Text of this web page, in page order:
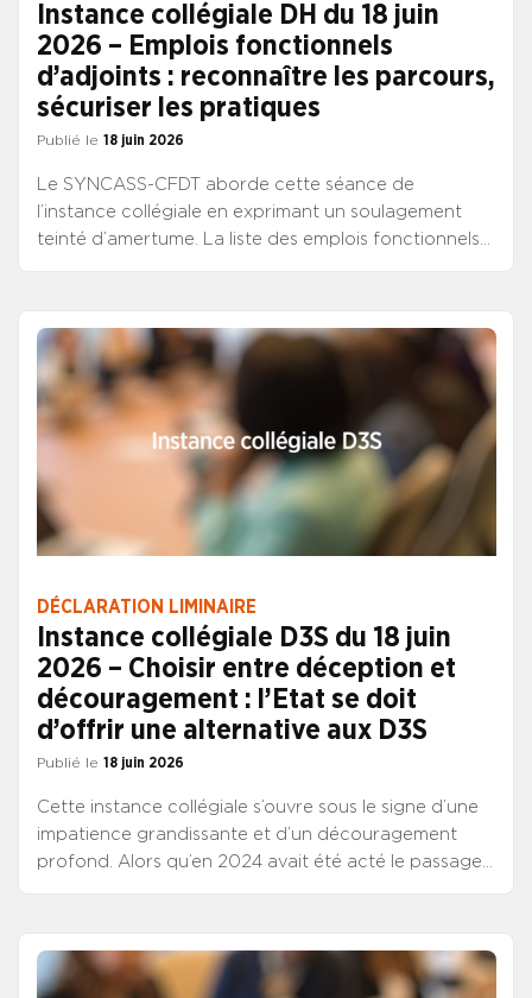
Instance collégiale DH du 18 juin
2026 – Emplois fonctionnels
d’adjoints : reconnaître les parcours,
sécuriser les pratiques
Publié le 18 juin 2026
Le SYNCASS-CFDT aborde cette séance de
l’instance collégiale en exprimant un soulagement
teinté d’amertume. La liste des emplois fonctionnels
DÉCLARATION LIMINAIRE
Instance collégiale D3S du 18 juin
2026 – Choisir entre déception et
découragement : l’Etat se doit
d’offrir une alternative aux D3S
Publié le 18 juin 2026
Cette instance collégiale s’ouvre sous le signe d’une
impatience grandissante et d’un découragement
profond. Alors qu’en 2024 avait été acté le passage
écarts avec le corps des DH se sont creusés en